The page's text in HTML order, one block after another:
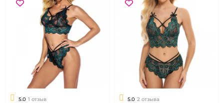
5.0 1 отзыв 5.0 2 отзыва